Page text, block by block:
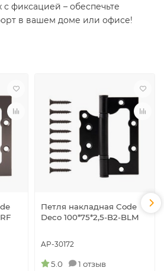
фиксацией – обеспечьте
в вашем доме или офисе!
Петля накладная Code
Deco 100*75*2,5-B2-BLM
AP-30172
5.0 1 отзыв